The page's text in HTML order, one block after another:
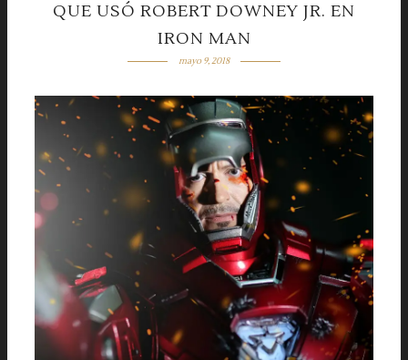
QUE USÓ ROBERT DOWNEY JR. EN
IRON MAN
mayo 9, 2018